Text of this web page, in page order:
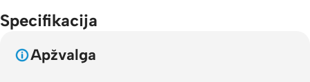
Specifikacija
Apžvalga